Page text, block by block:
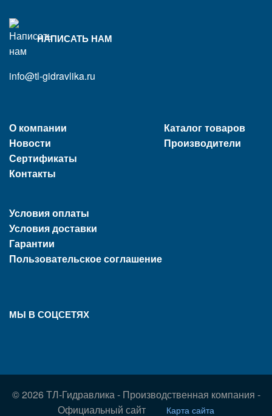
НАПИСАТЬ НАМ
info@tl-gidravlika.ru
О компании
Новости
Сертификаты
Контакты
Условия оплаты
Условия доставки
Гарантии
Пользовательское соглашение
Каталог товаров
Производители
МЫ В СОЦСЕТЯХ
© 2026 ТЛ-Гидравлика - Производственная компания -
Официальный сайт
Карта сайта